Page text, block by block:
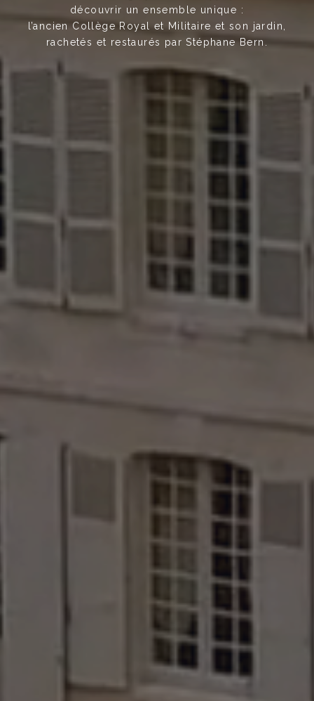
découvrir un ensemble unique :
l’ancien Collège Royal et Militaire et son jardin,
rachetés et restaurés par Stéphane Bern.